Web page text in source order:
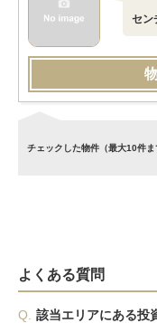
セン
チェックした物件（最大10件ま
よくある質問
Q.
該当エリアにある投